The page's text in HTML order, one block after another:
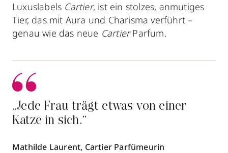
Luxuslabels Cartier, ist ein stolzes, anmutiges
Tier, das mit Aura und Charisma verführt –
genau wie das neue CartierParfum.
„Jede Frau trägt etwas von einer
Katze in sich.“
Mathilde Laurent, Cartier Parfümeurin